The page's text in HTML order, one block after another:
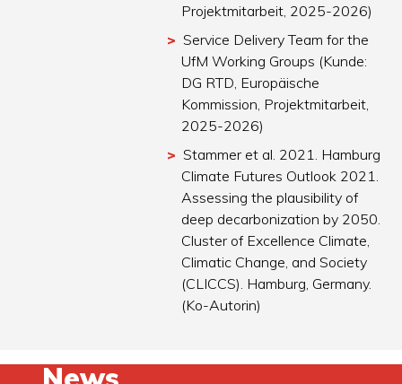
Projektmitarbeit, 2025-2026)
Service Delivery Team for the
UfM Working Groups (Kunde:
DG RTD, Europäische
Kommission, Projektmitarbeit,
2025-2026)
Stammer et al. 2021. Hamburg
Climate Futures Outlook 2021.
Assessing the plausibility of
deep decarbonization by 2050.
Cluster of Excellence Climate,
Climatic Change, and Society
(CLICCS). Hamburg, Germany.
(Ko-Autorin)